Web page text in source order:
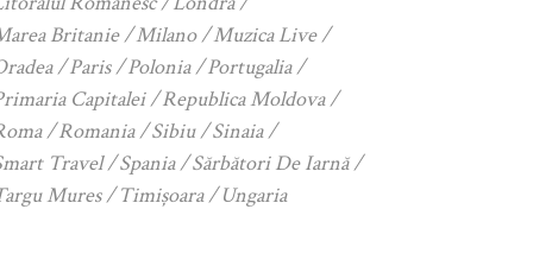
Britanie
Milano
Muzica Live
Paris Polonia
Portugalia
Capitalei
Republica Moldova
Romania Sibiu
Sinaia
Travel
Spania
Sărbători De Iarnă
Mures
Timișoara Ungaria